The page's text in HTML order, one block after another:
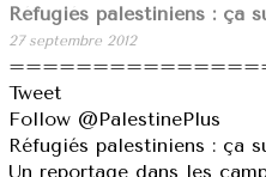
Réfugiés palestiniens : ça
27 septembre 2012
Tweet
Follow @PalestinePlus
Réfugiés palestiniens : ça
Un reportage dans les